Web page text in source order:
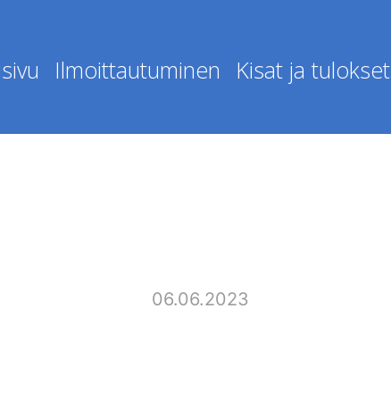
Ilmoittautuminen Kisat ja tulokset
06.06.2023